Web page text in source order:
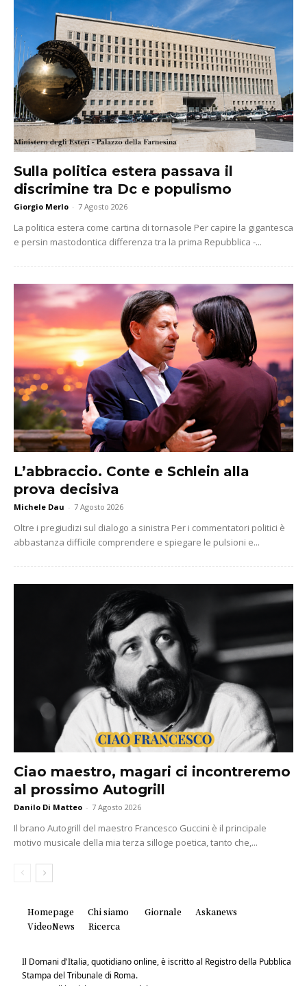
Sulla politica estera passava il
discrimine tra Dc e populismo
Giorgio Merlo - 7 Agosto 2026
La politica estera come cartina di tornasole Per capire la gigantesca
e persin mastodontica differenza tra la prima Repubblica -...
L’abbraccio. Conte e Schlein alla
prova decisiva
Michele Dau - 7 Agosto 2026
Oltre i pregiudizi sul dialogo a sinistra Per i commentatori politici è
abbastanza difficile comprendere e spiegare le pulsioni e...
Ciao maestro, magari ci incontreremo
al prossimo Autogrill
Danilo Di Matteo - 7 Agosto 2026
Il brano Autogrill del maestro Francesco Guccini è il principale
motivo musicale della mia terza silloge poetica, tanto che,...
Homepage Chi siamo Giornale
Askanews
VideoNews
Ricerca
Il Domani d'Italia, quotidiano online, è iscritto al Registro della Pubblica
Stampa del Tribunale di Roma.